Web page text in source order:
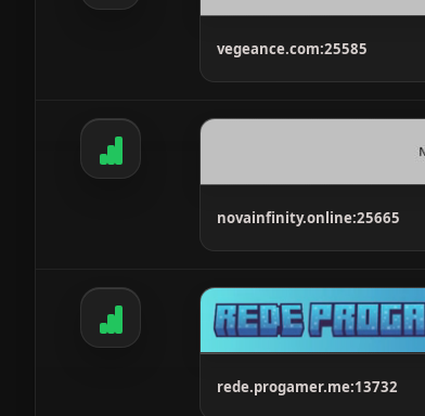
vegeance.com:25585
novainfinity.online:25665
rede.progamer.me:13732